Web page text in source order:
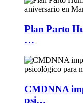
Plan Parto
…
CMDNNA
psi…